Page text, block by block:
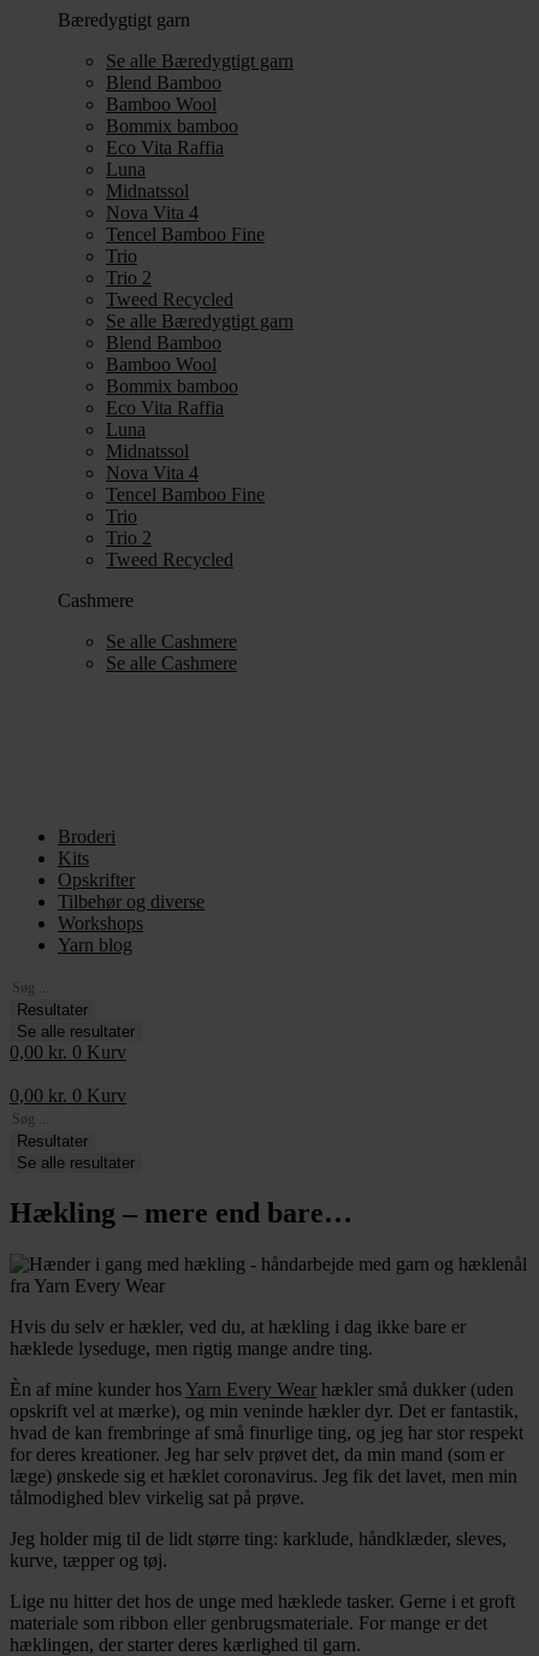
Bæredygtigt garn
Se alle Bæredygtigt garn
Blend Bamboo
Bamboo Wool
Bommix bamboo
Eco Vita Raffia
Luna
Midnatssol
Nova Vita 4
Tencel Bamboo Fine
Trio
Trio 2
Tweed Recycled
Se alle Bæredygtigt garn
Blend Bamboo
Bamboo Wool
Bommix bamboo
Eco Vita Raffia
Luna
Midnatssol
Nova Vita 4
Tencel Bamboo Fine
Trio
Trio 2
Tweed Recycled
Cashmere
Se alle Cashmere
Se alle Cashmere
Broderi
Kits
Opskrifter
Tilbehør og diverse
Workshops
Yarn blog
Search
...Resultater
Se alle resultater
0,00 kr. 0 Kurv
0,00 kr. 0 Kurv
Search
...Resultater
Se alle resultater
Hækling – mere end bare…
Hvis du selv er hækler, ved du, at hækling i dag ikke bare er
hæklede lyseduge, men rigtig mange andre ting.
Èn af mine kunder hosYarn Every Wear hækler små dukker (uden
opskrift vel at mærke), og min veninde hækler dyr. Det er fantastik,
hvad de kan frembringe af små finurlige ting, og jeg har stor respekt
for deres kreationer. Jeg har selv prøvet det, da min mand (som er
læge) ønskede sig et hæklet coronavirus. Jeg fik det lavet, men min
tålmodighed blev virkelig sat på prøve.
Jeg holder mig til de lidt større ting: karklude, håndklæder, sleves,
kurve, tæpper og tøj.
Lige nu hitter det hos de unge med hæklede tasker. Gerne i et groft
materiale som ribbon eller genbrugsmateriale. For mange er det
hæklingen, der starter deres kærlighed til garn.